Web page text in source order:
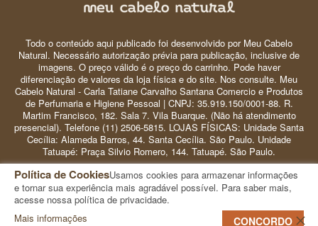
Política de CookiesUsamos cookies para armazenar informações
e tornar sua experiência mais agradável possível. Para saber mais,
acesse nossa política de privacidade.
Mais informações
CONCORDO
Todo o conteúdo aqui publicado foi desenvolvido por Meu Cabelo
Natural. Necessário autorização prévia para publicação, inclusive de
imagens. O preço válido é o preço do carrinho. Pode haver
diferenciação de valores da loja física e do site. Nos consulte. Meu
Cabelo Natural - Carla Tatiane Carvalho Santana Comercio e Produtos
de Perfumaria e Higiene Pessoal | CNPJ: 35.919.150/0001-88. R.
Martim Francisco, 182. Sala 7. Vila Buarque. (Não há atendimento
presencial). Telefone (11) 2506-5815. LOJAS FÍSICAS: Unidade Santa
Cecília: Alameda Barros, 44. Santa Cecília. São Paulo. Unidade
Tatuapé: Praça Silvio Romero, 144. Tatuapé. São Paulo.
© 2024 Meu Cabelo Natural - Copyright